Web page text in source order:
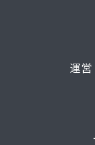
運営